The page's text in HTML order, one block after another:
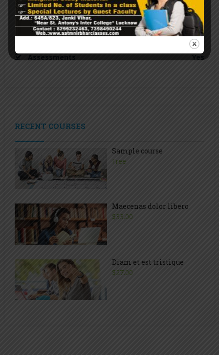
Quizzes 0
Students 1
Assessments Yes
RECENT COURSES
Sample course
Free
Maecenas dolor libero
$33.00
Diam et est tristique
$27.00